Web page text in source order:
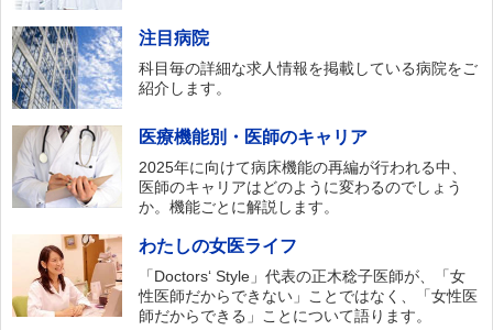
注目病院
科目毎の詳細な求人情報を掲載している病院をご
紹介します。
医療機能別・医師のキャリア
2025年に向けて病床機能の再編が行われる中、
医師のキャリアはどのように変わるのでしょう
か。機能ごとに解説します。
わたしの女医ライフ
「Doctors‘ Style」代表の正木稔子医師が、「女
性医師だからできない」ことではなく、「女性医
師だからできる」ことについて語ります。